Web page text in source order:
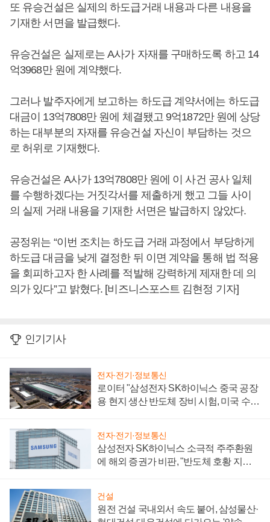
또 유승건설은 실제의 하도급거래 내용과 다른 내용을
기재한 서면을 발급했다.
유승건설은 실제로는 A사가 자재를 구매하도록 하고 14
억3968만 원에 계약했다.
그러나 발주자에게 보고하는 하도급 계약서에는 하도급
대금이 13억7808만 원에 체결됐고 9억1872만 원에 상당
하는 대부분의 자재를 유승건설 자신이 부담하는 것으
로 허위로 기재했다.
유승건설은 A사가 13억7808만 원에 이 사건 공사 일체
를 수행하겠다는 거짓각서를 제출하게 했고 그들 사이
의 실제 거래 내용을 기재한 서면은 발급하지 않았다.
공정위는 “이번 조치는 하도급 거래 과정에서 부당하게
하도급 대금을 낮게 결정한 뒤 이면 계약을 통해 법 적용
을 회피하고자 한 사례를 적발해 강력하게 제재한 데 의
의가 있다”고 밝혔다. [비즈니스포스트 김현정 기자]
인기기사
전자·전기·정보통신
로이터 "삼성전자 SK하이닉스 중국 공장
용 현지 생산 반도체 장비 시험, 미국 수출
전자·전기·정보통신
삼성전자 SK하이닉스 소극적 주주환원
에 해외 증권가 비판, "반도체 호황 지속
건설
원전 건설 국내외서 속도 붙어, 삼성물산·